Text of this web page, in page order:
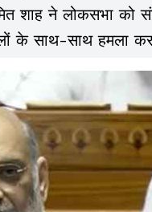
शाह ने लोकसभा को
के साथ-साथ हमला
यह संदेश स्पष्ट है कि